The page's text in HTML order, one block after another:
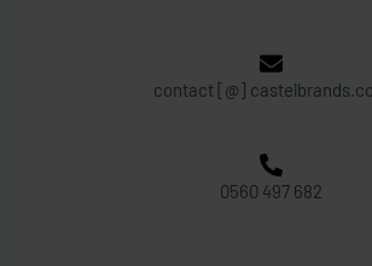
contact [@]
0560 497 682